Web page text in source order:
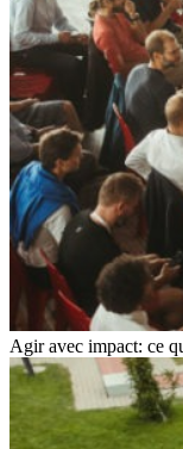
Agir avec impact: ce